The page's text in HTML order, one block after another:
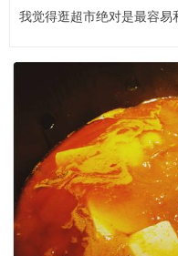
我觉得逛超市绝对是最容易